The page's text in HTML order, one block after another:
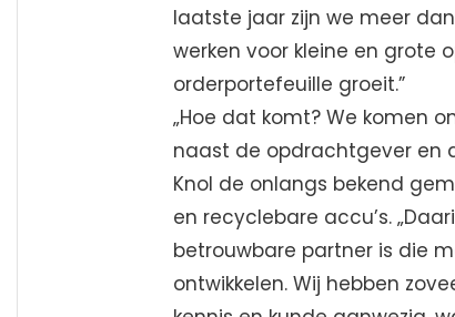
laatste jaar zijn we meer
werken voor kleine en grote
orderportefeuille groeit.”
„Hoe dat komt? We komen
naast de opdrachtgever en
Knol de onlangs bekend
en recyclebare accu’s.
betrouwbare partner is die
ontwikkelen. Wij hebben